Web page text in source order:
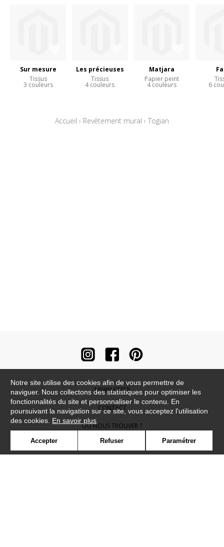
Sur mesure
Tissus
3 couleurs
Les précieuses
Tissus
4 couleurs
Matjara
Papier peint
4 couleurs 6
Accueil › Revêtement mural › Togian
NEWSLETTER
CONTACT
OÙ NOUS TROUVER ?
CONTRACT
Notre site utilise des cookies afin de vous permettre de
naviguer. Nous collectons des statistiques pour optimiser les
fonctionnalités du site et personnaliser le contenu. En
poursuivant la navigation sur ce site, vous acceptez l'utilisation
des cookies. En savoir plus
Accepter Refuser Paramétrer